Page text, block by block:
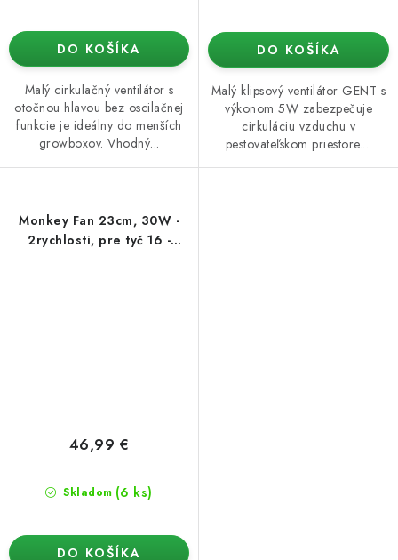
DO KOŠÍKA
Malý cirkulačný ventilátor s
otočnou hlavou bez oscilačnej
funkcie je ideálny do menších
growboxov. Vhodný...
DO KOŠÍKA
Malý klipsový ventilátor GENT s
výkonom 5W zabezpečuje
cirkuláciu vzduchu v
pestovateľskom priestore....
Monkey Fan 23cm, 30W -
2rychlosti, pre tyč 16 -
Skladom (6 ks)
46,99 €
DO KOŠÍKA